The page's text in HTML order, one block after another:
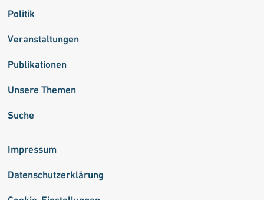
Politik
Veranstaltungen
Publikationen
Unsere Themen
Suche
Impressum
Datenschutzerklärung